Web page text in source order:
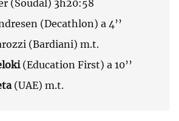
(Soudal) 3h20:58
(Decathlon) a 4’’
(Bardiani) m.t.
(Education First) a 10’’
(UAE) m.t.